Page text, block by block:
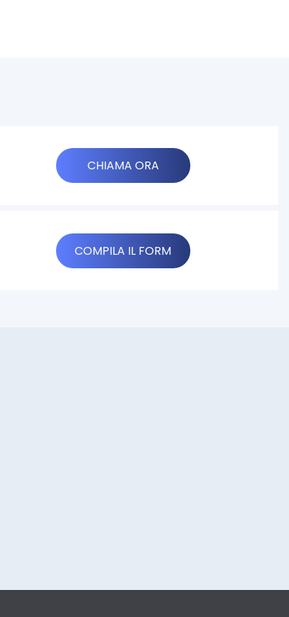
CHIAMA ORA
COMPILA IL FORM